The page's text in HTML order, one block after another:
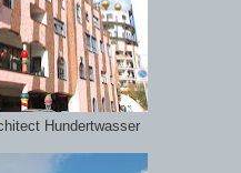
Hundertwasser